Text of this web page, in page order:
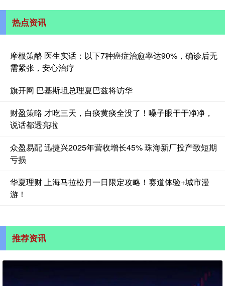
热点资讯
摩根策酪 医生实话：以下7种癌症治愈率达90%，确诊后无
需紧张，安心治疗
旗开网 巴基斯坦总理夏巴兹将访华
财盈策略 才吃三天，白痰黄痰全没了！嗓子眼干干净净，
说话都透亮啦
众盈易配 迅捷兴2025年营收增长45% 珠海新厂投产致短期
亏损
华夏理财 上海马拉松月一日限定攻略！赛道体验+城市漫
游！
推荐资讯